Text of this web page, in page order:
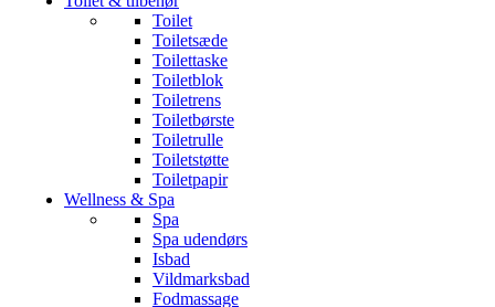
Toilet
Toiletsæde
Toilettaske
Toiletblok
Toiletrens
Toiletbørste
Toiletrulle
Toiletstøtte
Toiletpapir
Wellness & Spa
Spa
Spa udendørs
Isbad
Vildmarksbad
Fodmassage